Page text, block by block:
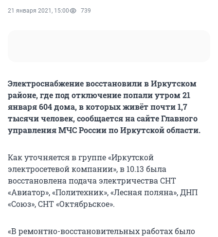
21 января 2021, 15:00 739
Электроснабжение восстановили в Иркутском
районе, где под отключение попали утром 21
января 604 дома, в которых живёт почти 1,7
тысячи человек, сообщается на сайте Главного
управления МЧС России по Иркутской области.
Как уточняется в группе «Иркутской
электросетевой компании», в 10.13 была
восстановлена подача электричества СНТ
«Авиатор», «Политехник», «Лесная поляна», ДНП
«Союз», СНТ «Октябрьское».
«В ремонтно-восстановительных работах было